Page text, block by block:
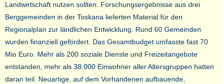
Landwirtschaft nutzen sollten. Forschungsergebnisse aus drei
Berggemeinden in der Toskana lieferten Material für den
Regionalplan zur ländlichen Entwicklung. Rund 60 Gemeinden
wurden finanziell gefördert. Das Gesamtbudget umfasste fast 70
Mio Euro. Mehr als 200 soziale Dienste und Freizeitangebote
entstanden, mehr als 38.000 Einwohner aller Altersgruppen hatten
daran teil. Neuartige, auf dem Vorhandenen aufbauende,